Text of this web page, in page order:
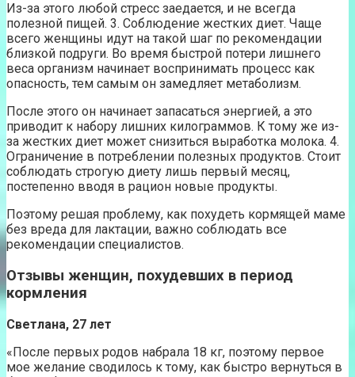
Из-за этого любой стресс заедается, и не всегда
полезной пищей. 3. Соблюдение жестких диет. Чаще
всего женщины идут на такой шаг по рекомендации
близкой подруги. Во время быстрой потери лишнего
веса организм начинает воспринимать процесс как
опасность, тем самым он замедляет метаболизм.
После этого он начинает запасаться энергией, а это
приводит к набору лишних килограммов. К тому же из-
за жестких диет может снизиться выработка молока. 4.
Ограничение в потреблении полезных продуктов. Стоит
соблюдать строгую диету лишь первый месяц,
постепенно вводя в рацион новые продукты.
Поэтому решая проблему, как похудеть кормящей маме
без вреда для лактации, важно соблюдать все
рекомендации специалистов.
Отзывы женщин, похудевших в период
кормления
Светлана, 27 лет
«После первых родов набрала 18 кг, поэтому первое
мое желание сводилось к тому, как быстро вернуться в